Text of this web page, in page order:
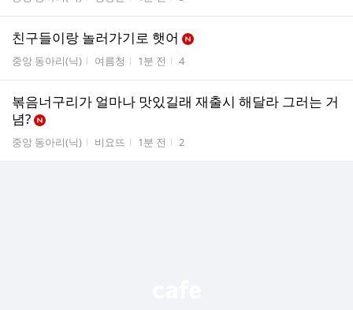
친구들이랑 놀러가기로 햇어
게시판명
중앙 동아리(닉) 작성자
여름청 작성시간
1분 전 조회수
4
볶음너구리가 얼마나 맛있길래 재출시 해달라 그러는 거
념?
게시판명
중앙 동아리(닉) 작성자
비요뜨 작성시간
1분 전 조회수
2